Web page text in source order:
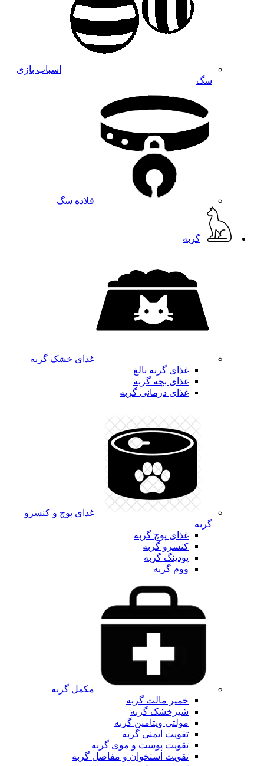
اسباب بازی
سگ
قلاده سگ
گربه
غذای خشک گربه
غذای گربه بالغ
غذای بچه گربه
غذای درمانی گربه
غذای پوچ و کنسرو
گربه
غذای پوچ گربه
کنسرو گربه
پودینگ گربه
ووم گربه
مکمل گربه
خمیر مالت گربه
شیرخشک گربه
مولتی ویتامین گربه
تقویت ایمنی گربه
تقویت پوست و موی گربه
تقویت استخوان و مفاصل گربه